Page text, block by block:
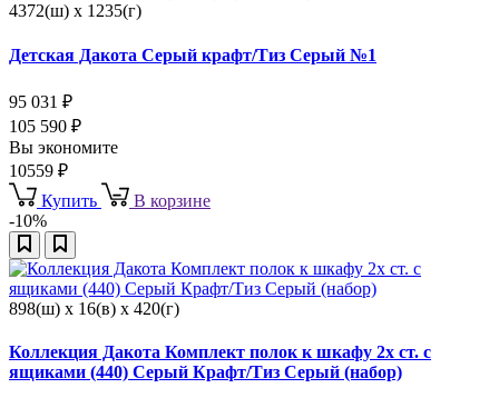
4372(ш) x 1235(г)
Детская Дакота Серый крафт/Тиз Серый №1
95 031 ₽
105 590 ₽
Вы экономите
10559 ₽
Купить
В корзине
-10%
898(ш) x 16(в) x 420(г)
Коллекция Дакота Комплект полок к шкафу 2х ст. с
ящиками (440) Серый Крафт/Тиз Серый (набор)